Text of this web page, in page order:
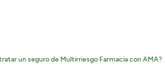
un seguro de Multirriesgo Farmacia con AMA?